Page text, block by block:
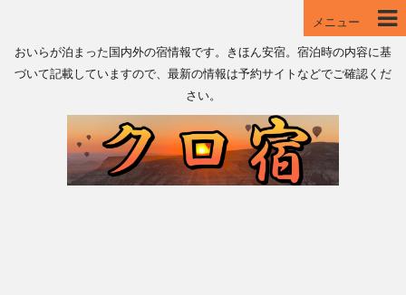
メニュー
おいらが泊まった国内外の宿情報です。きほん安宿。宿泊時の内容に基
づいて記載していますので、最新の情報は予約サイトなどでご確認くだ
さい。